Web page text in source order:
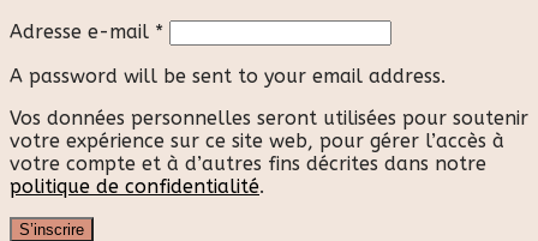
Adresse e-mail *
A password will be sent to your email address.
Vos données personnelles seront utilisées pour soutenir
votre expérience sur ce site web, pour gérer l’accès à
votre compte et à d’autres fins décrites dans notre
politique de confidentialité.
S’inscrire